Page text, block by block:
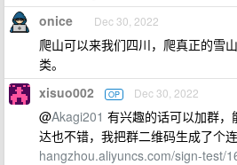
onice Dec 30, 2022
爬山可以来我们四川，爬真正的雪
类。
xisuo002 OP Dec 30, 2022
@Akagi201 有兴趣的话可以加群
达也不错，我把群二维码生成了个连
hangzhou.aliyuncs.com/sign-test/